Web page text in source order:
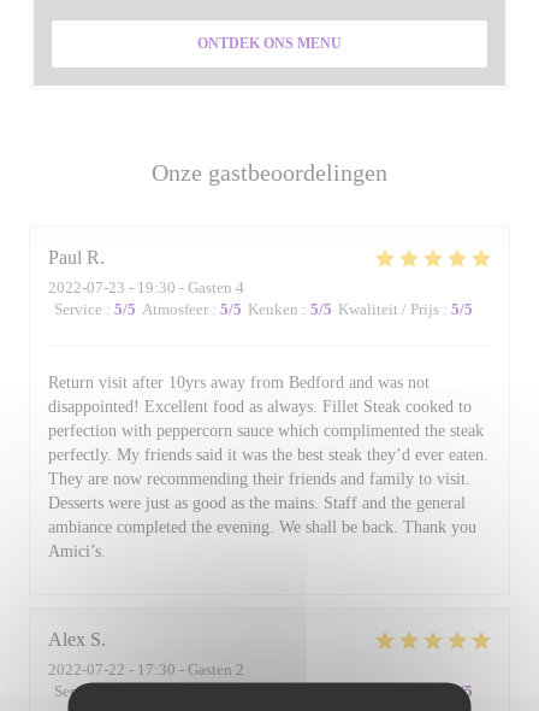
Onze gastbeoordelingen
Paul R
2022-07-23 - 19:30 - Gasten 4
Service : 5/5 Atmosfeer : 5/5 Keuken : 5/5 Kwaliteit / Prijs : 5/5
Return visit after 10yrs away from Bedford and was not
disappointed! Excellent food as always. Fillet Steak cooked to
perfection with peppercorn sauce which complimented the steak
perfectly. My friends said it was the best steak they’d ever eaten.
They are now recommending their friends and family to visit.
Desserts were just as good as the mains. Staff and the general
ambiance completed the evening. We shall be back. Thank you
Amici’s.
Alex S
2022-07-22 - 17:30 - Gasten 2
Service
4/5
ONTDEK ONS MENU